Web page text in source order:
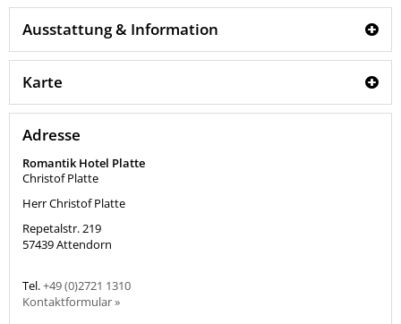
Ausstattung & Information
Karte
Adresse
Romantik Hotel Platte
Christof Platte
Herr Christof Platte
Repetalstr. 219
57439Attendorn
Tel.+49 (0)2721 1310
Kontaktformular »